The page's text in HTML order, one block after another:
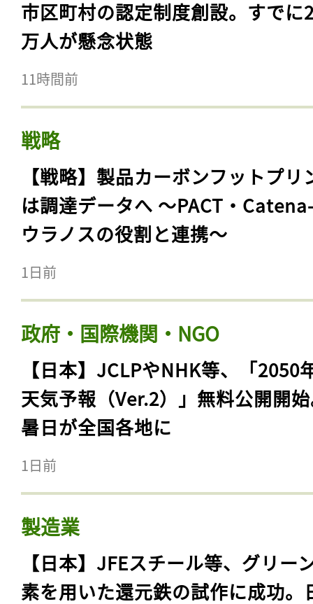
市区町村の認定制度創設。すでに
万人が懸念状態
11時間前
戦略
【戦略】製品カーボンフットプリ
は調達データへ 〜PACT・
ウラノスの役割と連携〜
1日前
政府・国際機関・NGO
【日本】JCLPやNHK等、「2050
天気予報（Ver.2）」無料公開開
暑日が全国各地に
1日前
製造業
【日本】JFEスチール等、グリー
素を用いた還元鉄の試作に成功。